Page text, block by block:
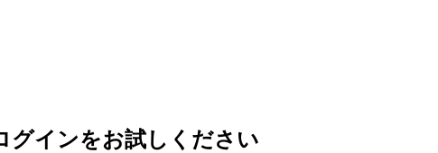
グインをお試しください